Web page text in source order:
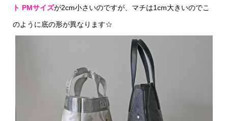
ト PMサイズが2cm小さいのですが、マチは1cm大きいのでこ
のように底の形が異なります☆